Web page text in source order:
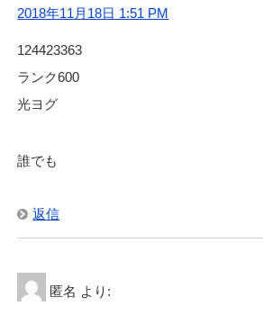
2018年11月18日 1:51 PM
124423363
ランク600
光ヨグ
誰でも
返信
匿名 より: